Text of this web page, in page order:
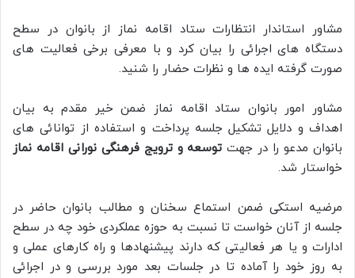
مشاور استاندار انتظارات ستاد اقامه نماز از بانوان در سطح
دستگاه های اجرائی را بیان کرد و با معرفی برخی فعالیت های
صورت گرفته ایده ها و نظرات حضار را شنید.
مشاور امور بانوان ستاد اقامه نماز ضمن خیر مقدم به بیان
اهداف و دلایل تشکیل جلسه پرداخت و استفاده از توانائی های
بانوان مدعو را در جهت توسعه و ترویج فرهنگی نورانی اقامه نماز
خواستار شد.
مرضیه استکی ضمن استماع سخنان و مطالب بانوان حاضر در
جلسه از آنان خواست تا نسبت به حوزه عملکردی خود چه در سطح
ادارات و یا هر فعالیتی که دارند پیشنهادها و راه کارهای عملی و
به روز خود را آماده تا در جلسات بعد مورد بررسی و در اجرائی